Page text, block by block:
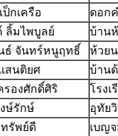
ป็กเครือ ดอก
ลิ้มไพบูลย์ บ้าน
ธ์ จันทร์หนูฤทธิ์ ห้วย
สนติยศ บ้าน
องศักดิ์ศิริ โรง
ษ์รักษ์ อุทัย
รัพย์ดี เบญ